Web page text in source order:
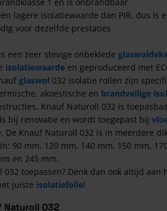
lagere isolatiewaarde dan PIR, dus is
voor dezelfde prestaties
een zeer stevige onbeklede
isolatiewaarde en geproduceerd met
glaswol 032 isolatie rollen zijn
akoestische en brandveilige
Knauf Naturoll 032 is
bij renovatie en wordt toegepast bij
De Knauf Naturoll 032 is in meerdere
90 mm, 120 mm, 140 mm, 150 mm, 170
en 245 mm.
032 toepassen? Denk dan ook altijd aan
juiste isolatiefolie!
Naturoll 032